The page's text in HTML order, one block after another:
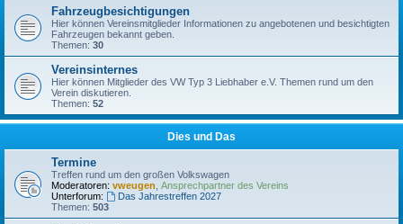
Fahrzeugbesichtigungen
Hier können Vereinsmitglieder Informationen zu angebotenen und besichtigten
Fahrzeugen bekannt geben.
Themen: 30
Vereinsinternes
Hier können Mitglieder des VW Typ 3 Liebhaber e.V. Themen rund um den
Verein diskutieren.
Themen: 52
Dies und Das
Termine
Treffen rund um den großen Volkswagen
Moderatoren: vweugen Ansprechpartner des Vereins
Unterforum:
Das Jahrestreffen 2027
Themen: 503